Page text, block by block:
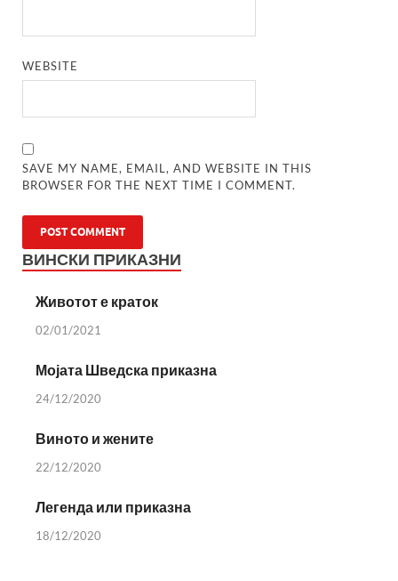
WEBSITE
SAVE MY NAME, EMAIL, AND WEBSITE IN THIS
BROWSER FOR THE NEXT TIME I COMMENT.
ВИНСКИ ПРИКАЗНИ
Животот е краток
02/01/2021
Мојата Шведска приказна
24/12/2020
Виното и жените
22/12/2020
Легенда или приказна
18/12/2020